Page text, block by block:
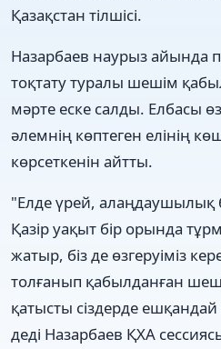
Қазақстан тілшісі.
Назарбаев наурыз айында
тоқтату туралы шешім
мәрте еске салды. Елбасы
әлемнің көптеген елінің
көрсеткенін айтты.
"Елде үрей, алаңдаушылық
Қазір уақыт бір орында
жатыр, біз де өзгеруіміз
толғанып қабылданған
қатысты сіздерде
деді Назарбаев ҚХА